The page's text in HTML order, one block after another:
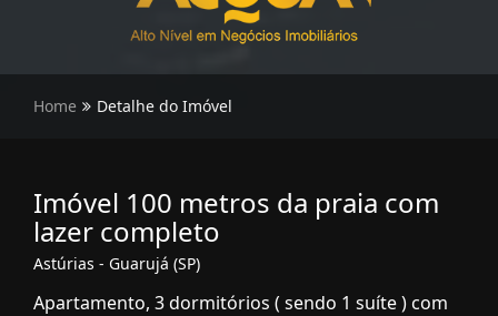
Home Detalhe do Imóvel
Imóvel 100 metros da praia com
lazer completo
Astúrias - Guarujá (SP)
Apartamento, 3 dormitórios ( sendo 1 suíte ) com